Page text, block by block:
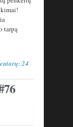
tarpą
24